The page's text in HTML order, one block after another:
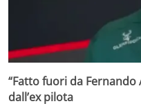
“Fatto fuori da Fernando
dall’ex pilota